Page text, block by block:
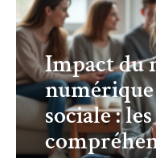
Impact du
sociale :